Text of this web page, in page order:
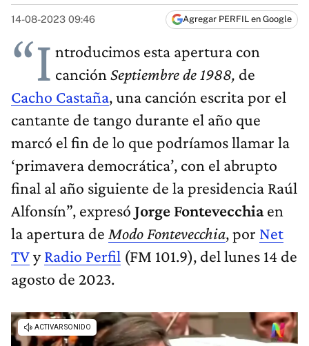
14-08-2023 09:46 Agregar PERFIL en Google
“I ntroducimos esta apertura con
canción Septiembre de 1988, de
Cacho Castaña, una canción escrita por el
cantante de tango durante el año que
marcó el fin de lo que podríamos llamar la
‘primavera democrática’, con el abrupto
final al año siguiente de la presidencia Raúl
Alfonsín”, expresó Jorge Fontevecchiaen
la apertura de Modo Fontevecchia, por Net
TVyRadio Perfil (FM 101.9), del lunes 14 de
agosto de 2023.